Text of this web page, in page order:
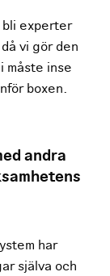
bli experter
vi gör den
måste inse
boxen.
andra
har
själva och